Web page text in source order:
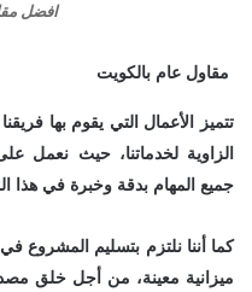
افضل
مقاول عام بالكويت
تتميز الأعمال التي يقوم بها
الزاوية لخدماتنا، حيث نعمل
جميع المهام بدقة وخبرة في هذا
كما أننا نلتزم بتسليم المشروع
ميزانية معينة، من أجل خلق